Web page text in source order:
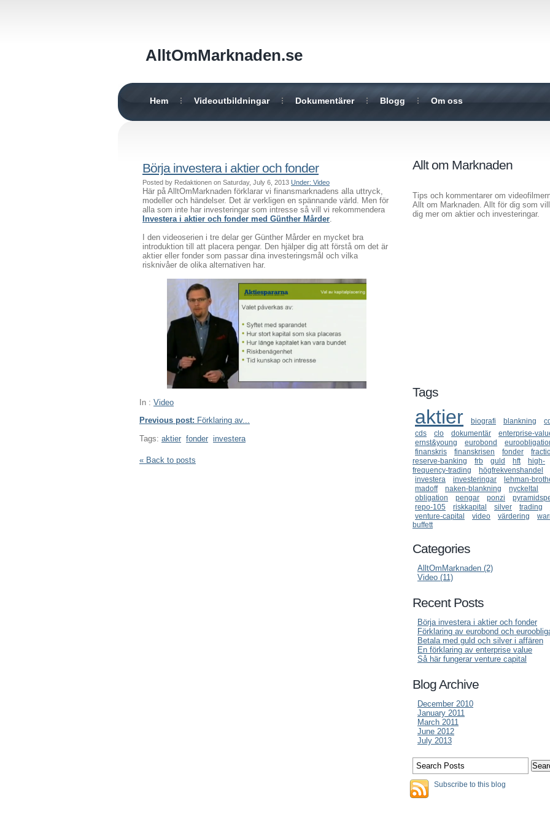
AlltOmMarknaden.se
Hem Videoutbildningar Dokumentärer Blogg Om oss
Börja investera i aktier och fonder
Posted by Redaktionen on Saturday, July 6, 2013 Under: Video
Här på AlltOmMarknaden förklarar vi finansmarknadens alla uttryck,
modeller och händelser. Det är verkligen en spännande värld. Men för
alla som inte har investeringar som intresse så vill vi rekommendera
Investera i aktier och fonder med Günther Mårder.
I den videoserien i tre delar ger Günther Mårder en mycket bra
introduktion till att placera pengar. Den hjälper dig att förstå om det är
aktier eller fonder som passar dina investeringsmål och vilka
risknivåer de olika alternativen har.
In : Video
Previous post: Förklaring av...
Tags: aktier fonder investera
« Back to posts
Allt om Marknaden
Tips och kommentarer om
Allt om Marknaden. Allt för dig som
dig mer om aktier och investeringar.
Tags
aktier biografi blankning
cds
clo dokumentär
enterprise-
ernst&young
eurobond
finanskris
finanskrisen fonder
reserve-banking
frb guld hft
high-
frequency-trading
högfrekvenshandel
investera
investeringar
lehman-
madoff
naken-blankning
nyckeltal
obligation
pengar ponzi
repo-105
riskkapital silver trading
venture-capital
video värdering
buffett
Categories
AlltOmMarknaden (2)
Video (11)
Recent Posts
Börja investera i aktier och fonder
Förklaring av eurobond och
Betala med guld och silver i affären
En förklaring av enterprise value
Så här fungerar venture capital
Blog Archive
December 2010
January 2011
March 2011
June 2012
July 2013
Subscribe to this blog